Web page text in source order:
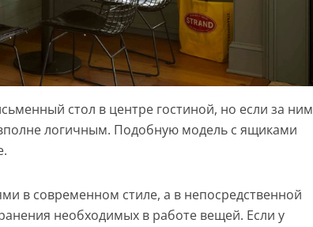
стол в центре гостиной, но если за ним
логичным. Подобную модель с ящиками
в современном стиле, а в непосредственной
необходимых в работе вещей. Если у